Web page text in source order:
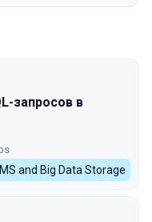
запросов в
and Big Data Storage